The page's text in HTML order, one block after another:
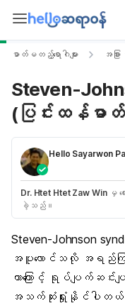
ဓာတ်မတည့်ရောဂါများ အခြ
Steven-
(ပြင်းထန်ဓာ
Hello Sayarwon
Dr. Htet Htet Zaw Winမှ ရ
ခဲ့သည်။
Steven-Johnson
အပူလောင်သလို အရည်ကြ
တာကြောင့် ရုပ်ပျက်ဆင်
အသက်ဆုံးရှုံးနိုင်ပါတယ်။ အ